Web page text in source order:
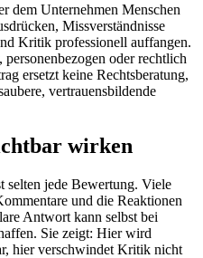
dem Unternehmen Menschen
Missverständnisse
Kritik professionell auffangen.
oder rechtlich
ersetzt keine Rechtsberatung,
vertrauensbildende
wirken
selten jede Bewertung. Viele
und die Reaktionen
Antwort kann selbst bei
Sie zeigt: Hier wird
hier verschwindet Kritik nicht